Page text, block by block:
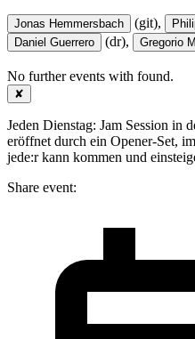
Jonas Hemmersbach (git),
Daniel Guerrero (dr), Gregorio
No further events with found.
✘
Jeden Dienstag: Jam Session in
eröffnet durch ein Opener-Set,
jede:r kann kommen und
Share event: